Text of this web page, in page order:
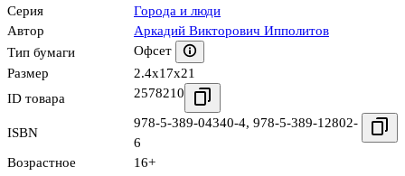
Серия
Города и люди
Автор
Аркадий Викторович Ипполитов
Тип бумаги
Офсет
Размер
2.4x17x21
ID товара
2578210
ISBN
978-5-389-04340-4, 978-5-389-12802-
6
Возрастное
16+